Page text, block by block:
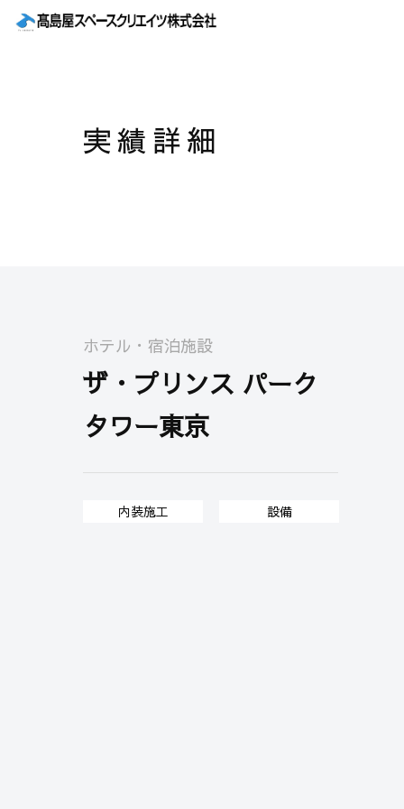
実績詳細
ホテル・宿泊施設
ザ・プリンス パーク
タワー東京
内装施工 設備